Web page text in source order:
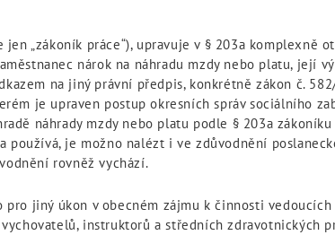
„zákoník práce“), upravuje v § 203a komplexně
nárok na náhradu mzdy nebo platu, její
na jiný právní předpis, konkrétně zákon č.
je upraven postup okresních správ sociálního
náhrady mzdy nebo platu podle § 203a
je možno nalézt i ve zdůvodnění
rovněž vychází.
jiný úkon v obecném zájmu k činnosti vedoucích
instruktorů a středních zdravotnických